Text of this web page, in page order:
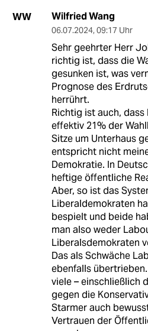
WW Wilfried Wang
06.07.2024, 09:17 Uhr
Sehr geehrter Herr
richtig ist, dass die
gesunken ist, was
Prognose des
herrührt.
Richtig ist auch,
effektiv 21% der
Sitze um Unterhaus
entspricht nicht
Demokratie. In
heftige öffentliche
Aber, so ist das
Liberaldemokraten
bespielt und beide
man also weder
Liberalsdemokraten
Das als Schwäche
ebenfalls
viele – einschließlich
gegen die
Starmer auch
Vertrauen der